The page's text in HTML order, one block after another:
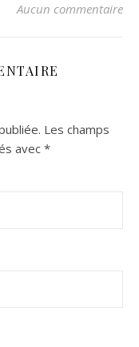
Aucun commentaire
Les champs
avec *